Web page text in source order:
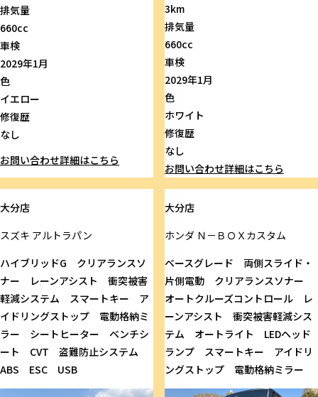
排気量
660cc
車検
2029年1月
色
イエロー
修復歴
なし
お問い合わせ詳細はこちら
3km
排気量
660cc
車検
2029年1月
色
ホワイト
修復歴
なし
お問い合わせ詳細はこちら
大分店
スズキ アルトラパン
ハイブリッドG クリアランスソ
ナー レーンアシスト 衝突被害
軽減システム スマートキー ア
イドリングストップ 電動格納ミ
ラー シートヒーター ベンチシ
ート CVT 盗難防止システム
ABS ESC USB
大分店
ホンダＮ－ＢＯＸカスタム
ベースグレード 両側スライド・
片側電動 クリアランスソナー
オートクルーズコントロール レ
ーンアシスト 衝突被害軽減シス
テム オートライト LEDヘッド
ランプ スマートキー アイドリ
ングストップ 電動格納ミラー